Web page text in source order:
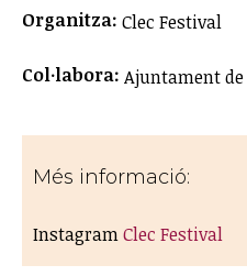
Organitza: Clec Festival
Col·labora: Ajuntament
Més informació:
InstagramClec Festival